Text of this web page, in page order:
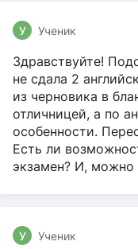
У Ученик
Здравствуйте!
не сдала 2
из черновика в
отличницей, а по
особенности.
Есть ли
экзамен? И, можно
У Ученик